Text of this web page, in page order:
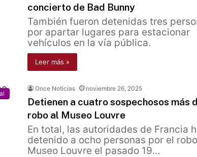
concierto de Bad Bunny
También fueron detenidas tres
por apartar lugares para estacionar
vehículos en la vía pública.
Leer más »
Once Noticias noviembre 26, 2025
Detienen a cuatro sospechosos más
robo al Museo Louvre
En total, las autoridades de Francia
detenido a ocho personas por el
Museo Louvre el pasado 19…